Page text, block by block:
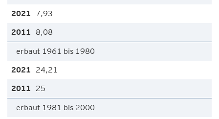
7,93
8,08
erbaut 1961 bis 1980
24,21
25
erbaut 1981 bis 2000